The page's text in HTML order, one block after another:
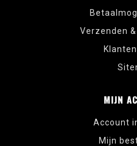
Verzenden
MIJN
Account
Mijn